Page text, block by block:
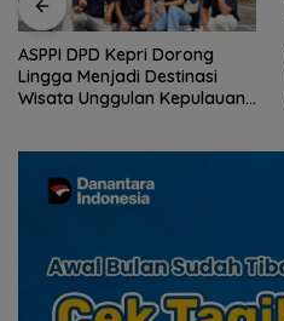
ASPPI DPD Kepri Dorong
Lingga Menjadi Destinasi
Wisata Unggulan Kepulauan